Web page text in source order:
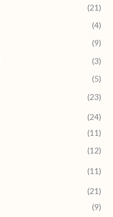
(21)
(4)
(9)
(3)
(5)
(23)
(24)
(11)
(12)
(11)
(21)
(9)